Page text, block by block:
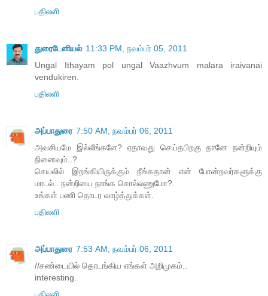
பதிலளி
துரைடேனியல் 11:33 PM, நவம்பர் 05, 2011
Ungal Ithayam pol ungal Vaazhvum malara iraivanai
vendukiren.
பதிலளி
அப்பாதுரை 7:50 AM, நவம்பர் 06, 2011
அவசியமே இல்லீங்களே? ஏதாவது செய்தபிறகு தானே நன்றியும்
நினைவும்..?
செயலில் இறங்கியிருக்கும் நீங்கதான் என் போன்றவர்களுக்கு
மாடல்.. நன்றியை நாங்க சொல்லணுமோ?.
உங்கள் பணி தொடர வாழ்த்துக்கள்.
பதிலளி
அப்பாதுரை 7:53 AM, நவம்பர் 06, 2011
//சண்டையில் தொடங்கிய எங்கள் அறிமுகம்..
interesting.
பதிலளி